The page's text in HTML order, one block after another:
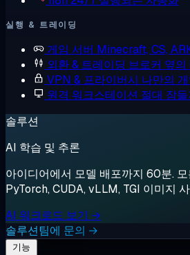
실행 & 트레이딩
게임 서버 Minecraft, CS,
외환 & 트레이딩 브로커 옆의
VPN & 프라이버시 나만의
원격 워크스테이션 절대 잠
솔루션
AI 학습 및 추론
아이디어에서 모델 배포까지 60분. 모
PyTorch, CUDA, vLLM, TGI 이미지
AI 워크로드 보기 →
솔루션팀에 문의 →